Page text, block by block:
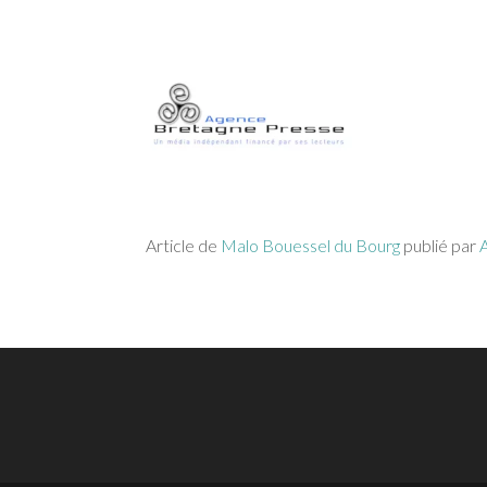
Article de Malo Bouessel du Bourg publié par